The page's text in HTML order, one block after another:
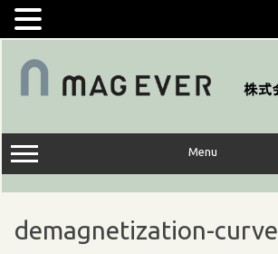
コ
キ
ッ
プ
Menu
demagnetization-curve